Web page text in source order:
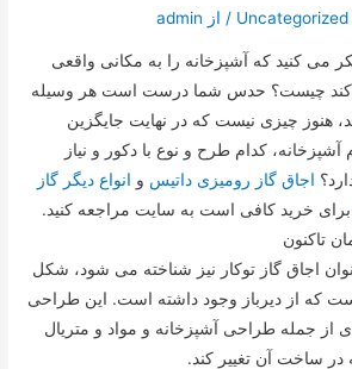
Uncategorized / از admin
می کنید که آشپزخانه را به مکانی واقعی
کند چیست؟ حدس شما درست است هر وسیله
هنوز چیزی نیست که در نهایت جایگزین
کدام طرح و نوع با دکور و نیاز
اجاق گاز رومیزی داتیس و انواع دیگر گاز
برای خرید کافی است به سایت مراجعه کنید.
تاکنون
اجاق گاز توکار نیز شناخته می شود، شکل
که از دیرباز وجود داشته است. این طراحی
از جمله طراحی آشپزخانه و مواد و متریال
در ساخت آن تغییر کند.